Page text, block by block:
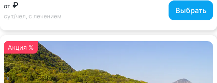
от ₽
сут/чел, с лечением
Выбрать
Акция %